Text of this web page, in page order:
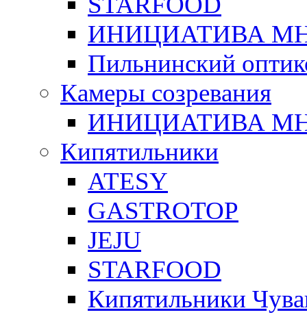
ИНИЦИАТИВА
Пильнинский
Камеры созревания
ИНИЦИАТИВА
Кипятильники
ATESY
GASTROTOP
JEJU
STARFOOD
Кипятильники